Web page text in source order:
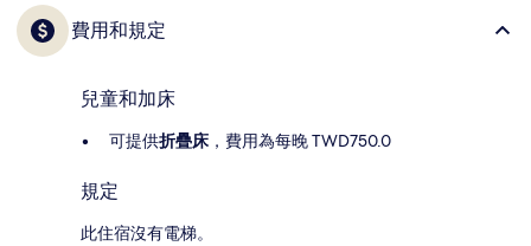
費用和規定
兒童和加床
可提供折疊床 ，費用為每晚 TWD750.0
規定
此住宿沒有電梯。